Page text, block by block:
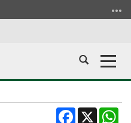
Abrir
Facebook
X